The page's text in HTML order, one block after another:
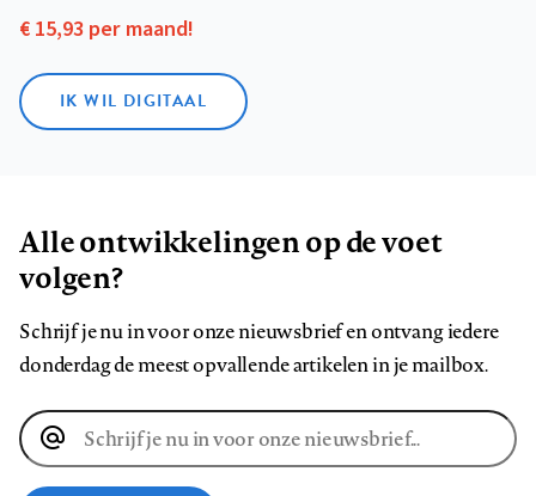
€ 15,93 per maand!
IK WIL DIGITAAL
Alle ontwikkelingen op de voet
volgen?
Schrijf je nu in voor onze nieuwsbrief en ontvang iedere
donderdag de meest opvallende artikelen in je mailbox.
E-
mailadres